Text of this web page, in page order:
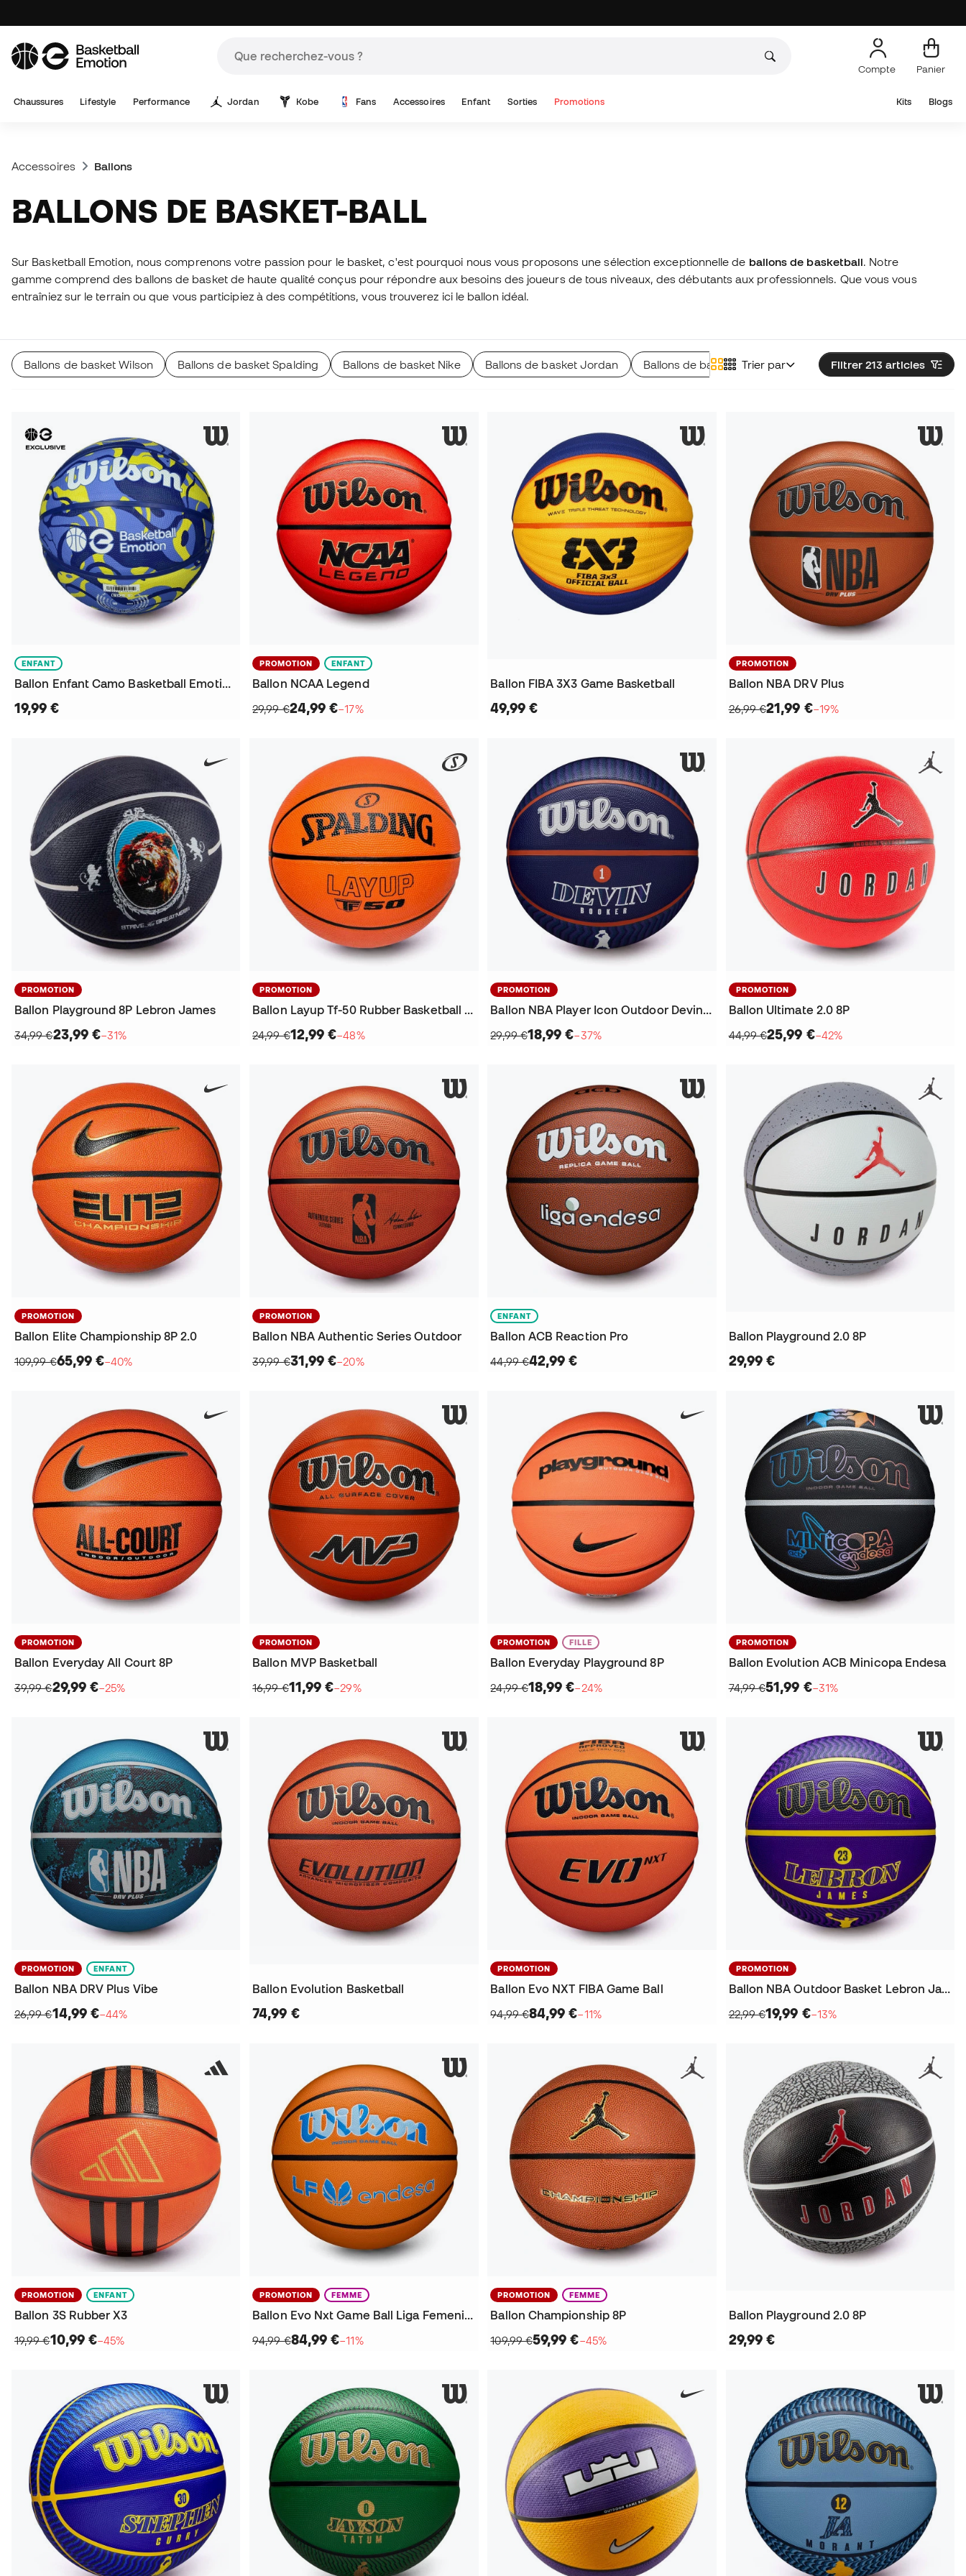
Compte Panier
Chaussures Lifestyle Performance Jordan Kobe Fans Accessoires Enfant Sorties Promotions Kits Blogs
Accessoires Ballons
BALLONS DE BASKET-BALL
Sur Basketball Emotion, nous comprenons votre passion pour le basket, c'est pourquoi nous vous proposons une sélection exceptionnelle de ballons de basketball. Notre
gamme comprend des ballons de basket de haute qualité conçus pour répondre aux besoins des joueurs de tous niveaux, des débutants aux professionnels. Que vous vous
entraîniez sur le terrain ou que vous participiez à des compétitions, vous trouverez ici le ballon idéal.
Filtrer 213 articles
Trier par
Ballons de basket Wilson Ballons de basket Spalding Ballons de basket Nike Ballons de basket Jordan Ballons de basket adidas
ENFANT
Ballon Enfant Camo Basketball Emotion Size 5
19,99 €
PROMOTION ENFANT
Ballon NCAA Legend
29,99 €24,99 €−17%
Ballon FIBA 3X3 Game Basketball
49,99 €
PROMOTION
Ballon NBA DRV Plus
26,99 €21,99 €−19%
PROMOTION
Ballon Playground 8P Lebron James
34,99 €23,99 €−31%
PROMOTION
Ballon Layup Tf-50 Rubber Basketball Sz7
24,99 €12,99 €−48%
PROMOTION
Ballon NBA Player Icon Outdoor Devin Booker
29,99 €18,99 €−37%
PROMOTION
Ballon Ultimate 2.0 8P
44,99 €25,99 €−42%
PROMOTION
Ballon Elite Championship 8P 2.0
109,99 €65,99 €−40%
PROMOTION
Ballon NBA Authentic Series Outdoor
39,99 €31,99 €−20%
ENFANT
Ballon ACB Reaction Pro
44,99 €42,99 €
Ballon Playground 2.0 8P
29,99 €
PROMOTION
Ballon Everyday All Court 8P
39,99 €29,99 €−25%
PROMOTION
Ballon MVP Basketball
16,99 €11,99 €−29%
PROMOTION FILLE
Ballon Everyday Playground 8P
24,99 €18,99 €−24%
PROMOTION
Ballon Evolution ACB Minicopa Endesa
74,99 €51,99 €−31%
PROMOTION ENFANT
Ballon NBA DRV Plus Vibe
26,99 €14,99 €−44%
Ballon Evolution Basketball
74,99 €
PROMOTION
Ballon Evo NXT FIBA Game Ball
94,99 €84,99 €−11%
PROMOTION
Ballon NBA Outdoor Basket Lebron James
22,99 €19,99 €−13%
PROMOTION ENFANT
Ballon 3S Rubber X3
19,99 €10,99 €−45%
PROMOTION FEMME
Ballon Evo Nxt Game Ball Liga Femenina Endesa
94,99 €84,99 €−11%
PROMOTION FEMME
Ballon Championship 8P
109,99 €59,99 €−45%
Ballon Playground 2.0 8P
29,99 €